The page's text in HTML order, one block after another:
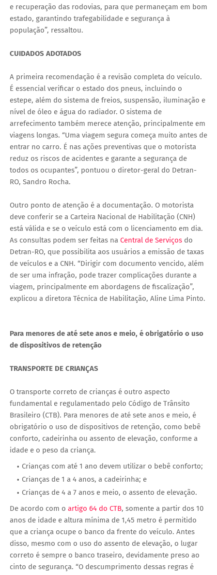
e recuperação das rodovias, para que permaneçam em bom
estado, garantindo trafegabilidade e segurança à
população”, ressaltou.
CUIDADOS ADOTADOS
A primeira recomendação é a revisão completa do veículo.
É essencial verificar o estado dos pneus, incluindo o
estepe, além do sistema de freios, suspensão, iluminação e
nível de óleo e água do radiador. O sistema de
arrefecimento também merece atenção, principalmente em
viagens longas. “Uma viagem segura começa muito antes de
entrar no carro. É nas ações preventivas que o motorista
reduz os riscos de acidentes e garante a segurança de
todos os ocupantes”, pontuou o diretor-geral do Detran-
RO, Sandro Rocha.
Outro ponto de atenção é a documentação. O motorista
deve conferir se a Carteira Nacional de Habilitação (CNH)
está válida e se o veículo está com o licenciamento em dia.
As consultas podem ser feitas na Central de Serviços do
Detran-RO, que possibilita aos usuários a emissão de taxas
de veículos e a CNH. “Dirigir com documento vencido, além
de ser uma infração, pode trazer complicações durante a
viagem, principalmente em abordagens de fiscalização”,
explicou a diretora Técnica de Habilitação, Aline Lima Pinto.
Para menores de até sete anos e meio, é obrigatório o uso
de dispositivos de retenção
TRANSPORTE DE CRIANÇAS
O transporte correto de crianças é outro aspecto
fundamental e regulamentado pelo Código de Trânsito
Brasileiro (CTB). Para menores de até sete anos e meio, é
obrigatório o uso de dispositivos de retenção, como bebê
conforto, cadeirinha ou assento de elevação, conforme a
idade e o peso da criança.
Crianças com até 1 ano devem utilizar o bebê conforto;
Crianças de 1 a 4 anos, a cadeirinha; e
Crianças de 4 a 7 anos e meio, o assento de elevação.
De acordo com o artigo 64 do CTB, somente a partir dos 10
anos de idade e altura mínima de 1,45 metro é permitido
que a criança ocupe o banco da frente do veículo. Antes
disso, mesmo com o uso do assento de elevação, o lugar
correto é sempre o banco traseiro, devidamente preso ao
cinto de segurança. “O descumprimento dessas regras é